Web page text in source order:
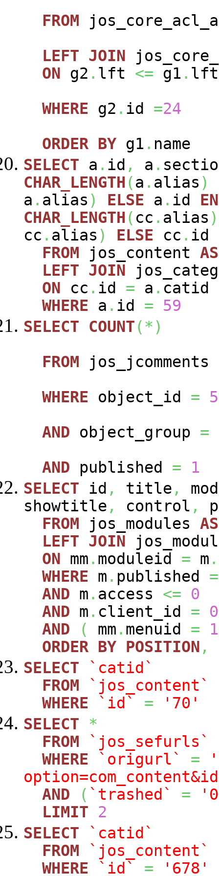
FROM
LEFT JOIN
ON g2 . lft <= g1 . lft
WHERE g2 . id =24
ORDER BY g1 . name
SELECT a . id , a .
CHAR_LENGTH(a . alias )
a . alias ) ELSE a . id
CHAR_LENGTH( cc . alias )
cc . alias ) ELSE cc . id
FROM jos_content AS
LEFT JOIN
ON cc . id = a . catid
WHERE a . id =
59
SELECT
COUNT(*)
FROM jos_jcomments
WHERE object_id =
AND object_group =
AND published =
1
SELECT id , title ,
showtitle , control ,
FROM jos_modules AS
LEFT JOIN
ON mm . moduleid = m .
WHERE m . published =
AND m . access <=
0
AND m . client_id =
0
AND
( mm . menuid =
ORDER BY POSITION ,
SELECT
`catid`
FROM
`jos_content`
WHERE
`id` =
'70'
SELECT
*
FROM
`jos_sefurls`
WHERE
`origurl` =
AND
( `trashed` =
LIMIT
2
SELECT
`catid`
FROM
`jos_content`
WHERE
`id` = '678'